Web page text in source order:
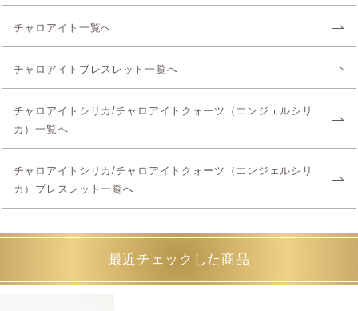
チャロアイト一覧へ
チャロアイトブレスレット一覧へ
チャロアイトシリカ/チャロアイトクォーツ（エンジェルシリ
カ）一覧へ
チャロアイトシリカ/チャロアイトクォーツ（エンジェルシリ
カ）ブレスレット一覧へ
最近チェックした商品